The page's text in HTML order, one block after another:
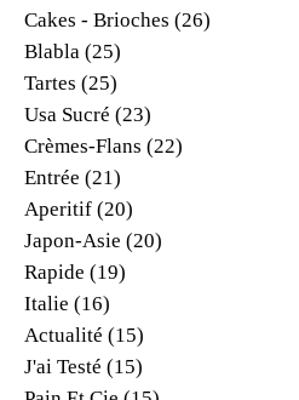
Cakes - Brioches (26)
Blabla (25)
Tartes (25)
Usa Sucré (23)
Crèmes-Flans (22)
Entrée (21)
Aperitif (20)
Japon-Asie (20)
Rapide (19)
Italie (16)
Actualité (15)
J'ai Testé (15)